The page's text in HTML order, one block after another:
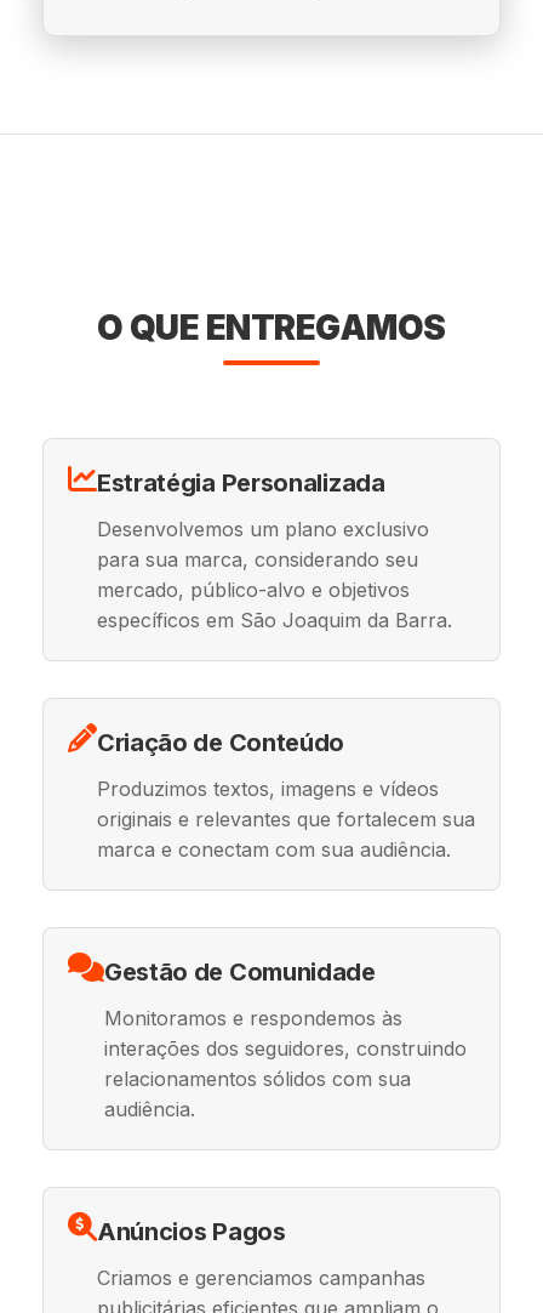
O QUE ENTREGAMOS
Estratégia Personalizada
Desenvolvemos um plano exclusivo
para sua marca, considerando seu
mercado, público-alvo e objetivos
específicos em São Joaquim da Barra.
Criação de Conteúdo
Produzimos textos, imagens e vídeos
originais e relevantes que fortalecem sua
marca e conectam com sua audiência.
Gestão de Comunidade
Monitoramos e respondemos às
interações dos seguidores, construindo
relacionamentos sólidos com sua
audiência.
Anúncios Pagos
Criamos e gerenciamos campanhas
publicitárias eficientes que ampliam o